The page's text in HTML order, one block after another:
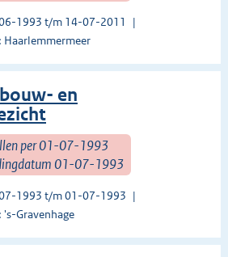
1993 t/m 14-07-2011
Haarlemmermeer
en
per 01-07-1993
01-07-1993
1993 t/m 01-07-1993
Gravenhage